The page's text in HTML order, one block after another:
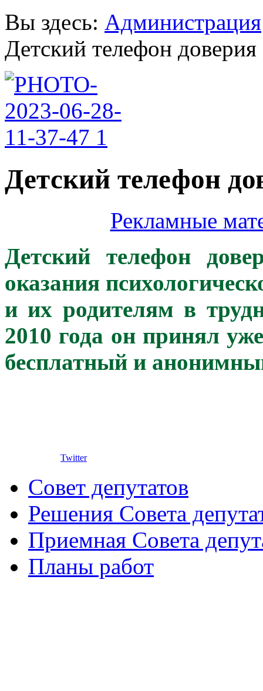
Вы здесь: Администрация
Детский телефон доверия
Детский телефон
Рекламные
Детский телефон
оказания
и их родителям в
2010 года он принял
бесплатный и
Twitter
Совет депутатов
Решения Совета
Приемная Совета
Планы работ